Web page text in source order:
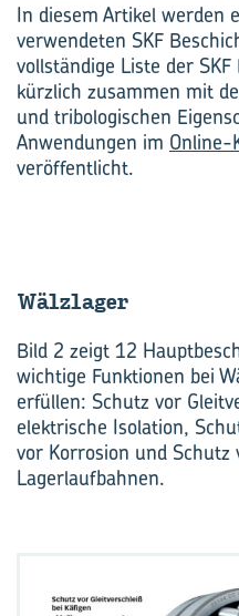
In diesem Artikel werden
verwendeten SKF
vollständige Liste der
kürzlich zusammen mit
und tribologischen
Anwendungen im Online-
veröffentlicht.
Wälz­la­ger
Bild 2 zeigt 12
wichtige Funktionen bei
erfüllen: Schutz vor
elektrische Isolation,
vor Korrosion und Schutz
Lagerlaufbahnen.